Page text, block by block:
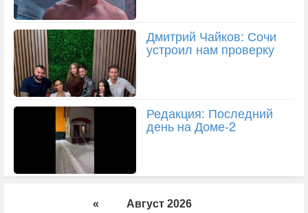
Дмитрий Чайков: Сочи
устроил нам проверку
Редакция: Последний
день на Доме-2
«
Август 2026